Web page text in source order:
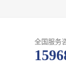
全国服务